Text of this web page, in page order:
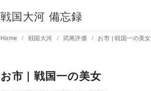
戦国大河 備忘録
Home 戦国大河 武将評価 お市 | 戦国一の美女
お市 | 戦国一の美女